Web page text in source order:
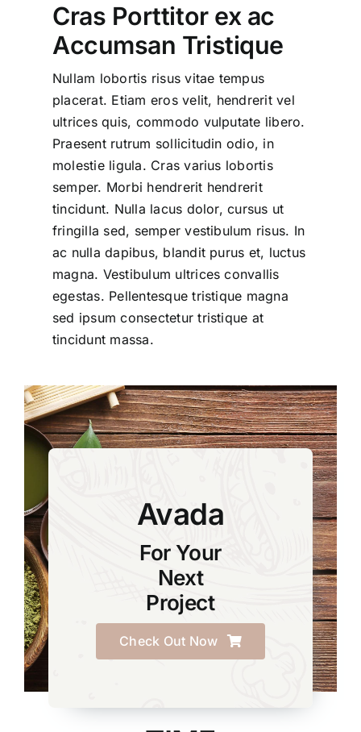
Cras Porttitor ex ac
Accumsan Tristique
Nullam lobortis risus vitae tempus
placerat. Etiam eros velit, hendrerit vel
ultrices quis, commodo vulputate libero.
Praesent rutrum sollicitudin odio, in
molestie ligula. Cras varius lobortis
semper. Morbi hendrerit hendrerit
tincidunt. Nulla lacus dolor, cursus ut
fringilla sed, semper vestibulum risus. In
ac nulla dapibus, blandit purus et, luctus
magna. Vestibulum ultrices convallis
egestas. Pellentesque tristique magna
sed ipsum consectetur tristique at
tincidunt massa.
Avada
For Your
Next
Project
Check Out Now